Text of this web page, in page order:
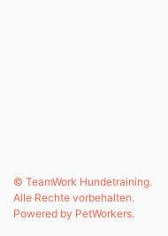
© TeamWork Hundetraining.
Alle Rechte vorbehalten.
Powered by PetWorkers.